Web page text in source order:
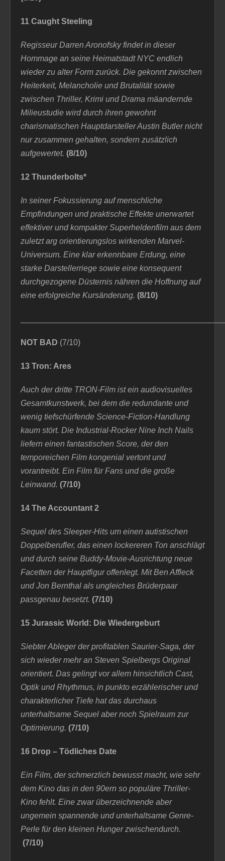
11 Caught Steeling
Regisseur Darren Aronofsky findet in dieser
Hommage an seine Heimatstadt NYC endlich
wieder zu alter Form zurück. Die gekonnt zwischen
Heiterkeit, Melancholie und Brutalität sowie
zwischen Thriller, Krimi und Drama mäandernde
Milieustudie wird durch ihren gewohnt
charismatischen Hauptdarsteller Austin Butler nicht
nur zusammen gehalten, sondern zusätzlich
aufgewertet. (8/10)
12 Thunderbolts*
In seiner Fokussierung auf menschliche
Empfindungen und praktische Effekte unerwartet
effektiver und kompakter Superheldenfilm aus dem
zuletzt arg orientierungslos wirkenden Marvel-
Universum. Eine klar erkennbare Erdung, eine
starke Darstellerriege sowie eine konsequent
durchgezogene Düsternis nähren die Hoffnung auf
eine erfolgreiche Kursänderung. (8/10)
NOT BAD (7/10)
13 Tron: Ares
Auch der dritte TRON-Film ist ein audiovisuelles
Gesamtkunstwerk, bei dem die redundante und
wenig tiefschürfende Science-Fiction-Handlung
kaum stört. Die Industrial-Rocker Nine Inch Nails
liefern einen fantastischen Score, der den
temporeichen Film kongenial vertont und
vorantreibt. Ein Film für Fans und die große
Leinwand. (7/10)
14 The Accountant 2
Sequel des Sleeper-Hits um einen autistischen
Doppelberufler, das einen lockereren Ton anschlägt
und durch seine Buddy-Movie-Ausrichtung neue
Facetten der Hauptfiguroffenlegt. Mit Ben Affleck
und Jon Bernthal als ungleiches Brüderpaar
passgenau besetzt. (7/10)
15 Jurassic World: Die Wiedergeburt
Siebter Ableger der profitablen Saurier-Saga, der
sich wieder mehr an Steven Spielbergs Original
orientiert. Das gelingt vor allem hinsichtlich Cast,
Optik und Rhythmus, in punkto erzählerischer und
charakterlicher Tiefe hat das durchaus
unterhaltsame Sequel aber noch Spielraum zur
Optimierung. (7/10)
16 Drop – Tödliches Date
Ein Film, der schmerzlich bewusst macht, wie sehr
dem Kino das in den 90ern so populäre Thriller-
Kino fehlt. Eine zwar überzeichnende aber
ungemein spannende und unterhaltsame Genre-
Perle für den kleinen Hunger zwischendurch.
(7/10)